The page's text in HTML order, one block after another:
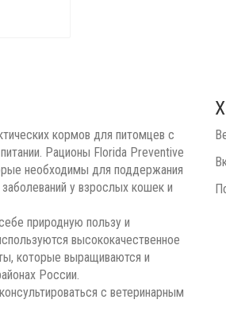
кормов для питомцев с
Рационы Florida Preventive
необходимы для поддержания
у взрослых кошек и
природную пользу и
высококачественное
которые выращиваются и
России.
с ветеринарным